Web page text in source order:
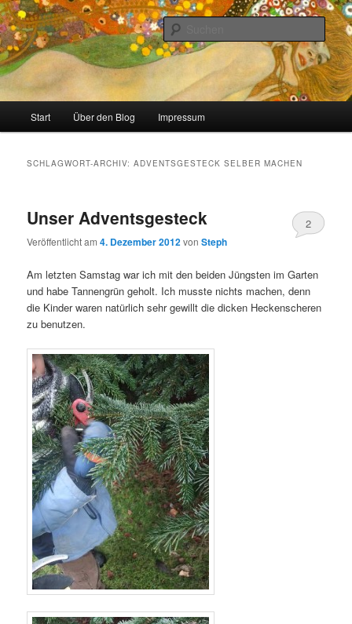
Zum
primären
Inhalt
springen
Zum
sekundären
Inhalt
springenmeinzigartig
Stricken, Nähen und alles was man selber machen kann
Start Über den Blog Impressum
SCHLAGWORT-ARCHIV:ADVENTSGESTECK SELBER MACHEN
Unser Adventsgesteck
Veröffentlicht am4. Dezember 2012vonSteph
2
Am letzten Samstag war ich mit den beiden Jüngsten im Garten
und habe Tannengrün geholt. Ich musste nichts machen, denn
die Kinder waren natürlich sehr gewillt die dicken Heckenscheren
zu benutzen.